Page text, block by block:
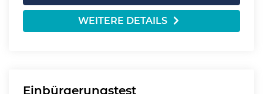
WEITERE DETAILS
Einbürgerungstest